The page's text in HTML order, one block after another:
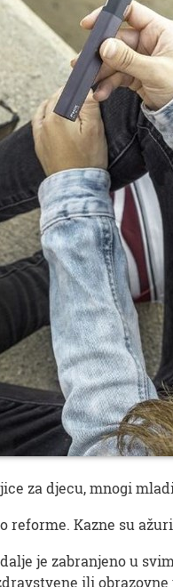
za djecu, mnogi
reforme. Kazne su
je zabranjeno u
ili obrazovne